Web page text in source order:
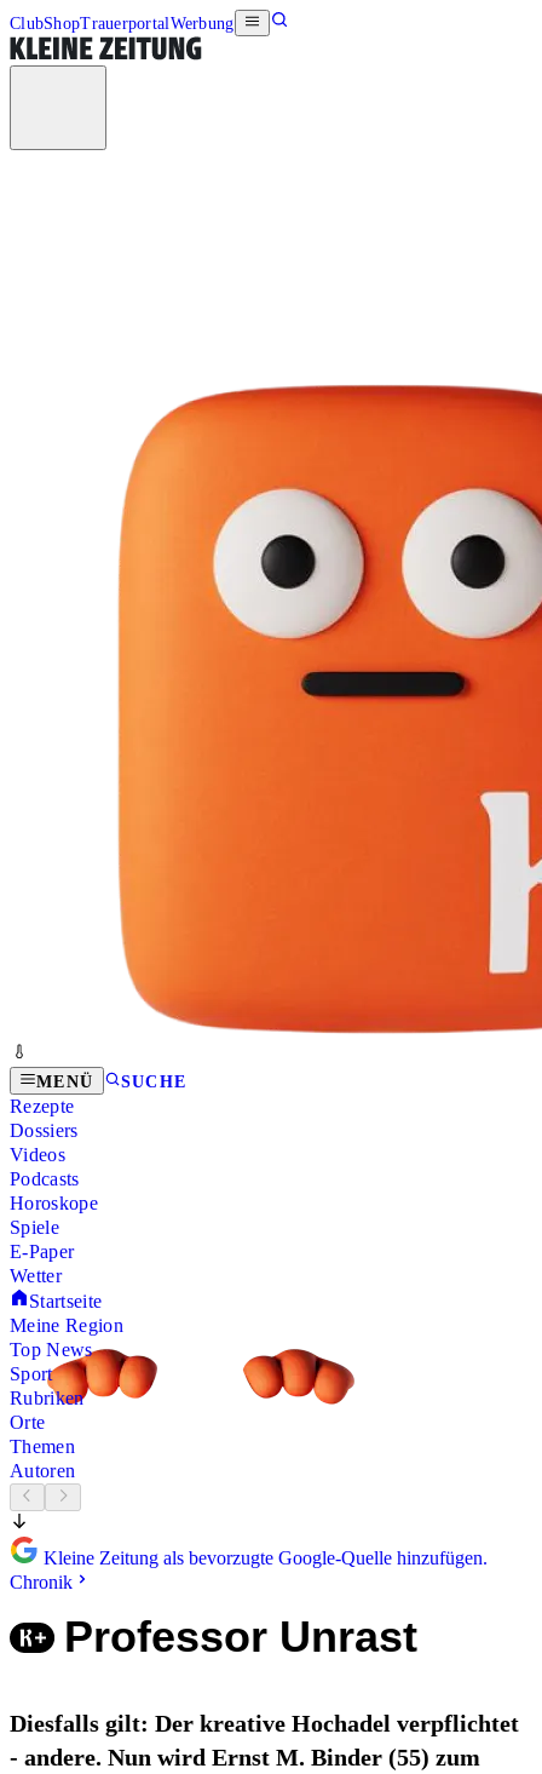
ClubShopTrauerportalWerbung
MENÜ SUCHE
Rezepte
Dossiers
Videos
Podcasts
Horoskope
Spiele
E-Paper
Wetter
Startseite
Meine Region
Top News
Sport
Rubriken
Orte
Themen
Autoren
Kleine Zeitung als bevorzugte Google-Quelle hinzufügen.
Chronik
Professor Unrast
Diesfalls gilt: Der kreative Hochadel verpflichtet
- andere. Nun wird Ernst M. Binder (55) zum